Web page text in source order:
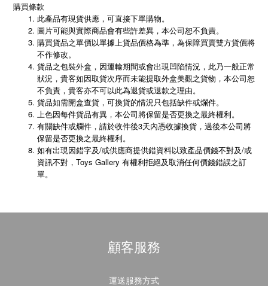
購買條款
此產品有現貨供應，可直接下單購物。
圖片可能與實際商品會有些許差異，本公司恕不負責。
購買貨品之單價以單據上貨品價格為準，為保障買賣雙方貨價將
不作修改。
貨品之包裝外盒，因運輸期間或會出現凹陷情況，此乃一般正常
狀況，貴客如因取貨次序而未能提取外盒美觀之貨物，本公司恕
不負責，貴客亦不可以此為退貨或退款之理由。
貨品如需開盒查貨，可換貨的情況只包括缺件或爛件。
上色因每件貨品有異，本公司將保留是否更換之最終權利。
有關缺件或爛件，請於收件後3天內憑收據換貨，過後本公司將
保留是否更換之最終權利。
如有出現因錯字及/或供應商提供錯資料以致產品價錢不對及/或
資訊不對，Toys Gallery 有權利拒絕及取消任何價錢錯誤之訂
單。
顧客服務
運送服務方式